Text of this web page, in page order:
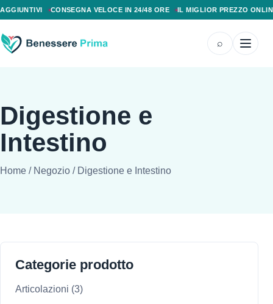
CONSEGNA VELOCE IN 24/48 ORE IL MIGLIOR PREZZO ONLINE
⌕
Digestione e
Intestino
Home / Negozio / Digestione e Intestino
Categorie prodotto
Articolazioni (3)